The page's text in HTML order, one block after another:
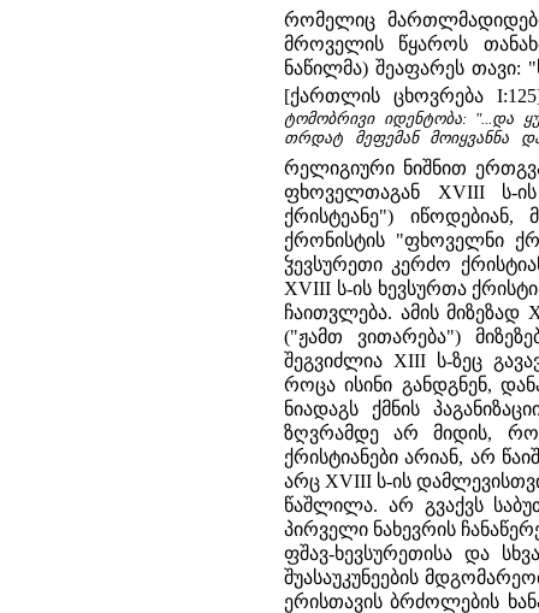
რომელიც
მროველის წყაროს
ნაწილმა) შეაფარეს
[ქართლის ცხოვრება
ტომობრივი იდენტობა: "...და
თრდატ მეფემან მოიყვანნა
რელიგიური ნიშნით
ფხოველთაგან XVIII ს-
ქრისტეანე")
ქრონისტის "ფხოველნი
ჴევსურეთი კერძო
XVIII ს-ის ხევსურთა
ჩაითვლება. ამის
("ჟამთ ვითარება")
შეგვიძლია XIII ს-ზეც
როცა ისინი განდგნენ,
ნიადაგს ქმნის
ზღვრამდე არ მიდის,
ქრისტიანები არიან, არ
არც XVIII ს-ის
წაშლილა. არ გვაქვს
პირველი ნახევრის
ფშავ-ხევსურეთისა და
შუასაუკუნეების
ერისთავის ბრძოლების